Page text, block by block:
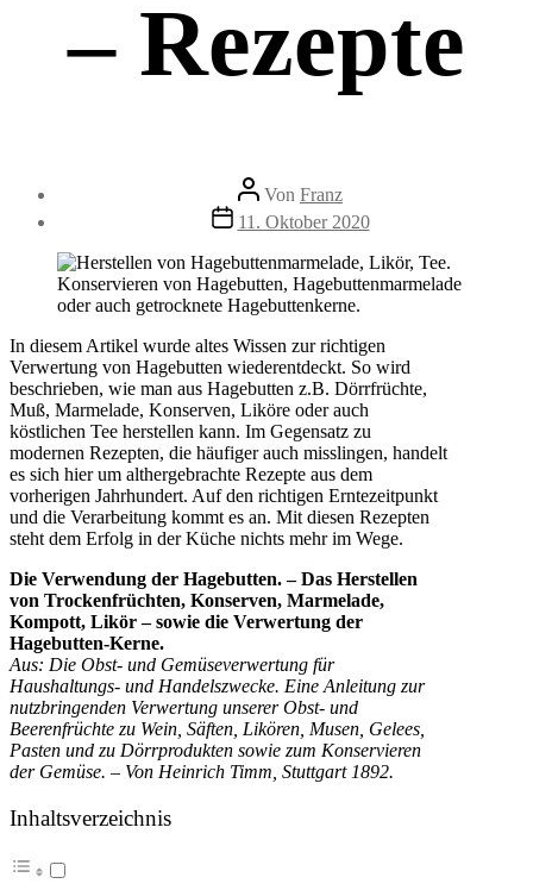
– Rezepte
Beitragsautor
Von Franz
Beitragsdatum
11. Oktober 2020
In diesem Artikel wurde altes Wissen zur richtigen
Verwertung von Hagebutten wiederentdeckt. So wird
beschrieben, wie man aus Hagebutten z.B. Dörrfrüchte,
Muß, Marmelade, Konserven, Liköre oder auch
köstlichen Tee herstellen kann. Im Gegensatz zu
modernen Rezepten, die häufiger auch misslingen, handelt
es sich hier um althergebrachte Rezepte aus dem
vorherigen Jahrhundert. Auf den richtigen Erntezeitpunkt
und die Verarbeitung kommt es an. Mit diesen Rezepten
steht dem Erfolg in der Küche nichts mehr im Wege.
Die Verwendung der Hagebutten. – Das Herstellen
von Trockenfrüchten, Konserven, Marmelade,
Kompott, Likör – sowie die Verwertung der
Hagebutten-Kerne.
Aus: Die Obst- und Gemüseverwertung für
Haushaltungs- und Handelszwecke. Eine Anleitung zur
nutzbringenden Verwertung unserer Obst- und
Beerenfrüchte zu Wein, Säften, Likören, Musen, Gelees,
Pasten und zu Dörrprodukten sowie zum Konservieren
der Gemüse. – Von Heinrich Timm, Stuttgart 1892.
Inhaltsverzeichnis